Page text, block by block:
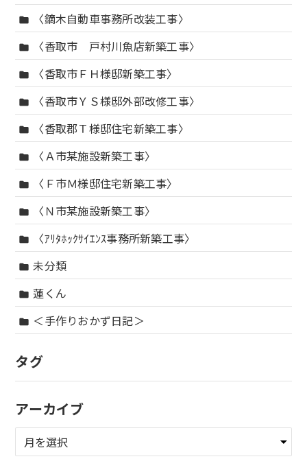
folder 〈鏑木自動車事務所改装工事〉
folder 〈香取市 戸村川魚店新築工事〉
folder 〈香取市ＦＨ様邸新築工事〉
folder 〈香取市ＹＳ様邸外部改修工事〉
folder 〈香取郡Ｔ様邸住宅新築工事〉
folder 〈Ａ市某施設新築工事〉
folder 〈Ｆ市Ｍ様邸住宅新築工事〉
folder 〈Ｎ市某施設新築工事〉
folder 〈ｱﾘﾀﾎｯｸｻｲｴﾝｽ事務所新築工事〉
folder 未分類
folder 蓮くん
folder ＜手作りおかず日記＞
タグ
アーカイブ